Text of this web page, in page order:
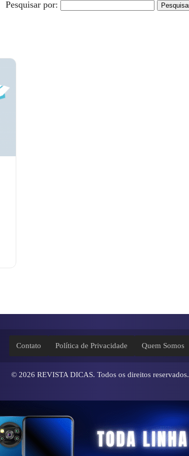
Pesquisar por:
Contato Política de Privacidade Quem Somos
© 2026 REVISTA DICAS. Todos os direitos reservados.